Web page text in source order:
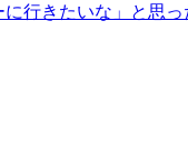
に行きたいな」と思